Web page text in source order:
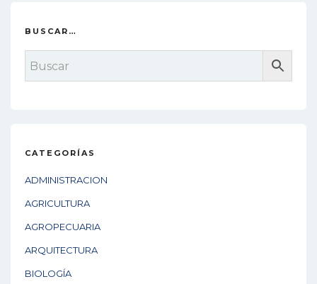
BUSCAR…
CATEGORÍAS
ADMINISTRACION
AGRICULTURA
AGROPECUARIA
ARQUITECTURA
BIOLOGÍA